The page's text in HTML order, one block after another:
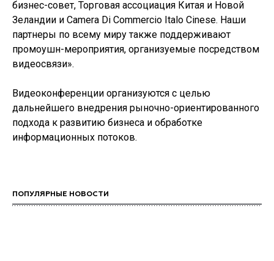
бизнес-совет, Торговая ассоциация Китая и Новой
Зеландии и Camera Di Commercio Italo Cinese. Наши
партнеры по всему миру также поддерживают
промоушн-мероприятия, организуемые посредством
видеосвязи».
Видеоконференции организуются с целью
дальнейшего внедрения рыночно-ориентированного
подхода к развитию бизнеса и обработке
информационных потоков.
ПОПУЛЯРНЫЕ НОВОСТИ